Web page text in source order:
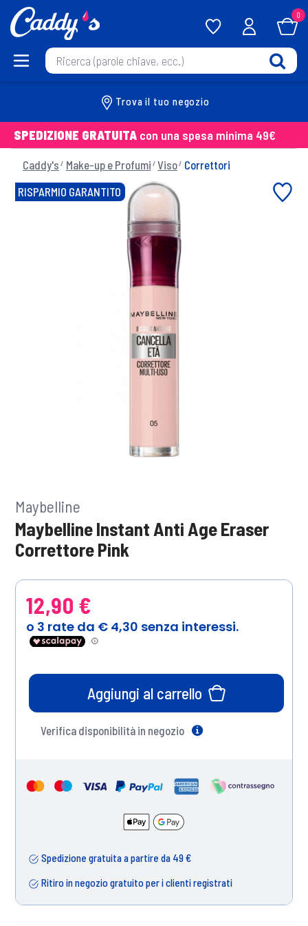
0
Trova il tuo negozio
SPEDIZIONE GRATUITA con una spesa minima 49€
Caddy's Make-up e Profumi Viso Correttori
RISPARMIO GARANTITO
Maybelline
Maybelline Instant Anti Age Eraser
Correttore Pink
12,90 €
Aggiungi al carrello
Verifica disponibilità in negozio
Spedizione gratuita a partire da 49 €
Ritiro in negozio gratuito per i clienti registrati